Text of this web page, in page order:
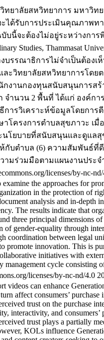
ทยาลัยสหวิทยาการ มหาวิท
ด้รับการประเมินคุณภาพ
นี้จะต้องไม่อยู่ระหว่างกา
Studies, Thammasat
รรณาธิการไม่จำเป็นต้อ
วิทยาลัยสหวิทยาการโดย
งานกองทุนสนับสนุนการส
ำนวน 2 พื้นที่ ได้แก่ องค์ก
วิเคราะห์ข้อมูลโดยการตีค
ครงการตำบลสุขภาวะ เมื่
โยบายที่สนับสนุนและดูแ
กับตำบล (6) ความสัมพันธ์
ามร่วมมือตามแผนงานปร
licenses/by-nc-nd/
the approaches for
in the protection of
analysis and in-
The results indicate that
three principal dimensions
gender-equality through
coordination between legal
promote innovation. This is
initiatives with
cycle
licenses/by-nc-nd/4.0
videos can enhance
consumers’
trust on the purchase
interactivity, and
trust plays a partially
KOLs influence